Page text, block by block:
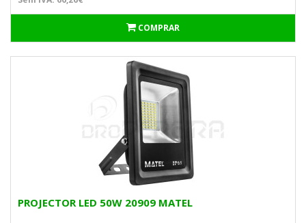
COMPRAR
PROJECTOR LED 50W 20909 MATEL